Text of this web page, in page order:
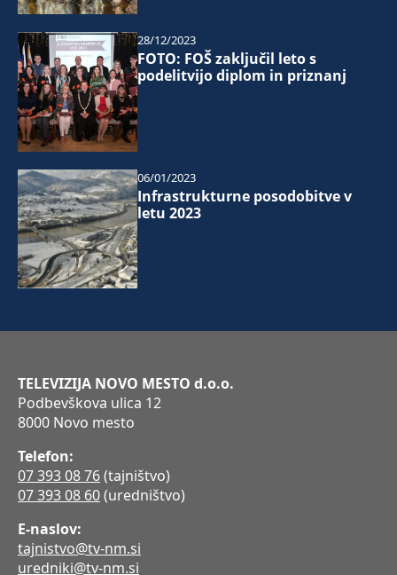
FOTO: FOŠ zaključil leto s
podelitvijo diplom in priznanj
28/12/2023
Infrastrukturne posodobitve v
letu 2023
06/01/2023
TELEVIZIJA NOVO MESTO d.o.o.
Podbevškova ulica 12
8000 Novo mesto
Telefon:
07 393 08 76(tajništvo)
07 393 08 60(uredništvo)
E-naslov:
tajnistvo@tv-nm.si
uredniki@tv-nm.si